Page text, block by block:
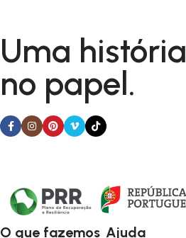
O que fazemos Ajuda
Uma história
no papel.